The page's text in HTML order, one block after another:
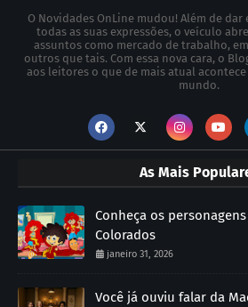
O Novidades OnLine mudou! Além de dar
todas as suas expressões, o veículo
assuntos como mercado de trabalho,
outros que tais. Com essa nova cara, o
aos leitores o que de mais atual
mundo.
As Mais
Conheça os
Colorados
janeiro 31, 2026
Você já ouviu falar da